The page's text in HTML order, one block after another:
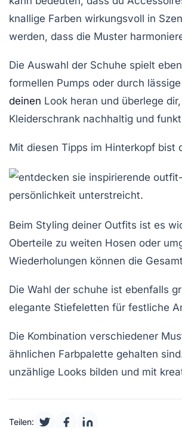
knallige Farben wirkungsvoll in
werden, dass die Muster
Die Auswahl der Schuhe spielt
formellen Pumps oder durch lässige
deinen Look heran und überlege
Kleiderschrank nachhaltig und
Mit diesen Tipps im Hinterkopf bist
Beim Styling deiner Outfits ist es
Oberteile zu weiten Hosen oder
Wiederholungen können die
Die Wahl der schuhe ist ebenfalls
elegante Stiefeletten für festliche
Die Kombination verschiedener
ähnlichen Farbpalette gehalten
unzählige Looks bilden und mit
Teilen: